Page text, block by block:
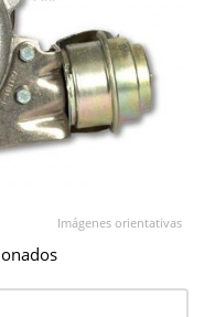
Imágenes orientativas